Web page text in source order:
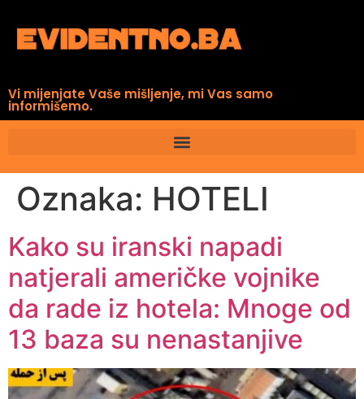
Vi mijenjate Vaše mišljenje, mi Vas samo
informišemo.
Oznaka: HOTELI
Kako su iranski napadi
natjerali američke vojnike
da rade iz hotela: Mnoge od
13 baza su nenastanjive